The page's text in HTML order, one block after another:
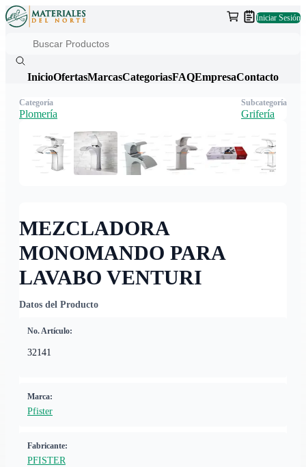
Iniciar Sesión
InicioOfertasMarcasCategoriasFAQEmpresaContacto
MEZCLADORA
MONOMANDO PARA
LAVABO VENTURI
Datos del Producto
No. Artículo:
32141
Marca:
Pfister
Fabricante:
PFISTER
Categoría
Plomería
Subcategoría
Grifería